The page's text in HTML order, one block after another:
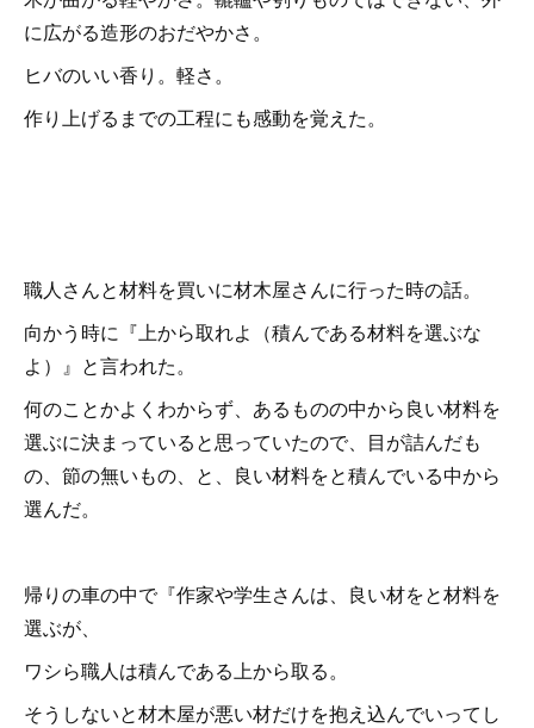
に広がる造形のおだやかさ。
ヒバのいい香り。軽さ。
作り上げるまでの工程にも感動を覚えた。
職人さんと材料を買いに材木屋さんに行った時の話。
向かう時に『上から取れよ（積んである材料を選ぶな
よ）』と言われた。
何のことかよくわからず、あるものの中から良い材料を
選ぶに決まっていると思っていたので、目が詰んだも
の、節の無いもの、と、良い材料をと積んでいる中から
選んだ。
帰りの車の中で『作家や学生さんは、良い材をと材料を
選ぶが、
ワシら職人は積んである上から取る。
そうしないと材木屋が悪い材だけを抱え込んでいってし